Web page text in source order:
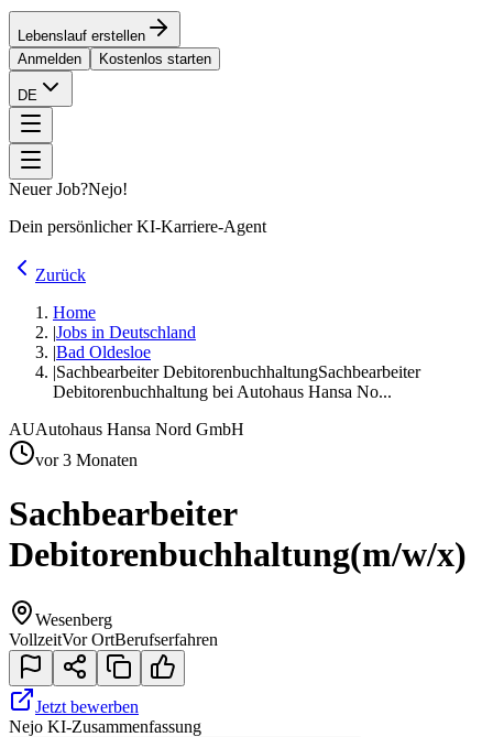
Lebenslauf erstellen
Anmelden
Kostenlos starten
DE
Neuer Job?Nejo!
Dein persönlicher KI-Karriere-Agent
Zurück
Home
|Jobs in Deutschland
|Bad Oldesloe
|Sachbearbeiter DebitorenbuchhaltungSachbearbeiter
Debitorenbuchhaltung bei Autohaus Hansa No...
AUAutohaus Hansa Nord GmbH
vor 3 Monaten
Sachbearbeiter
Debitorenbuchhaltung(m/w/x)
Wesenberg
VollzeitVor OrtBerufserfahren
Jetzt bewerben
Nejo KI-Zusammenfassung